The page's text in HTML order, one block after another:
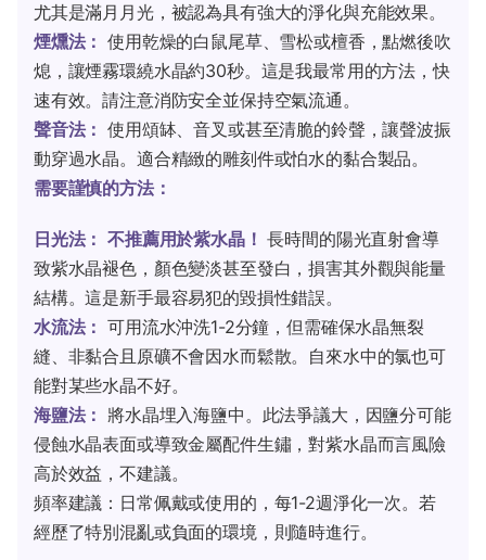
尤其是滿月月光，被認為具有強大的淨化與充能效果。
煙燻法： 使用乾燥的白鼠尾草、雪松或檀香，點燃後吹
熄，讓煙霧環繞水晶約30秒。這是我最常用的方法，快
速有效。請注意消防安全並保持空氣流通。
聲音法： 使用頌缽、音叉或甚至清脆的鈴聲，讓聲波振
動穿過水晶。適合精緻的雕刻件或怕水的黏合製品。
需要謹慎的方法：
日光法： 不推薦用於紫水晶！ 長時間的陽光直射會導
致紫水晶褪色，顏色變淡甚至發白，損害其外觀與能量
結構。這是新手最容易犯的毀損性錯誤。
水流法： 可用流水沖洗1-2分鐘，但需確保水晶無裂
縫、非黏合且原礦不會因水而鬆散。自來水中的氯也可
能對某些水晶不好。
海鹽法： 將水晶埋入海鹽中。此法爭議大，因鹽分可能
侵蝕水晶表面或導致金屬配件生鏽，對紫水晶而言風險
高於效益，不建議。
頻率建議：日常佩戴或使用的，每1-2週淨化一次。若
經歷了特別混亂或負面的環境，則隨時進行。